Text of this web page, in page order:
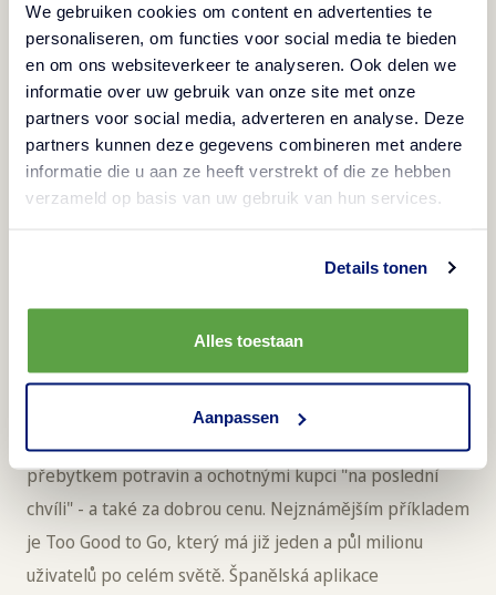
We gebruiken cookies om content en advertenties te
personaliseren, om functies voor social media te bieden
en om ons websiteverkeer te analyseren. Ook delen we
informatie over uw gebruik van onze site met onze
partners voor social media, adverteren en analyse. Deze
partners kunnen deze gegevens combineren met andere
informatie die u aan ze heeft verstrekt of die ze hebben
verzameld op basis van uw gebruik van hun services.
Details tonen
Alles toestaan
Aanpassen
Digitální podpora pro
nakládání s odpady
"Stlačení" všech výhod z ingrediencí je také
podporováno technologií. Klasickým příkladem je POS
systém, který vám pomůže efektivně sledovat inventář
usnadňuje určení, co a kolik změnit pořadí. Výsledkem
Nejnovější novinkou jsou aplikace pro sdílení potravin,
které propojují hotely, restaurace, kavárny, obchody,
poskytovatele stravovacích služeb a jídelny s
přebytkem potravin a ochotnými kupci "na poslední
chvíli" - a také za dobrou cenu. Nejznámějším příkladem
je Too Good to Go, který má již jeden a půl milionu
uživatelů po celém světě. Španělská aplikace